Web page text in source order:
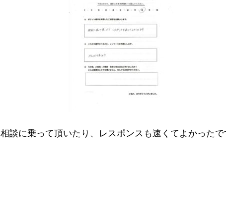
相談に乗って頂いたり、レスポンスも速くてよかったで